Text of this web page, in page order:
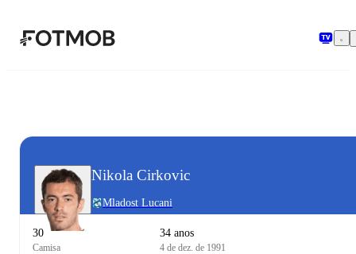
Nikola Cirkovic
Mladost Lucani
30
Camisa
34 anos
4 de dez. de 1991